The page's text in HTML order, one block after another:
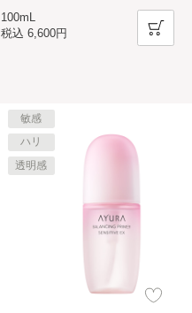
100mL
税込6,600円
敏感
ハリ
透明感